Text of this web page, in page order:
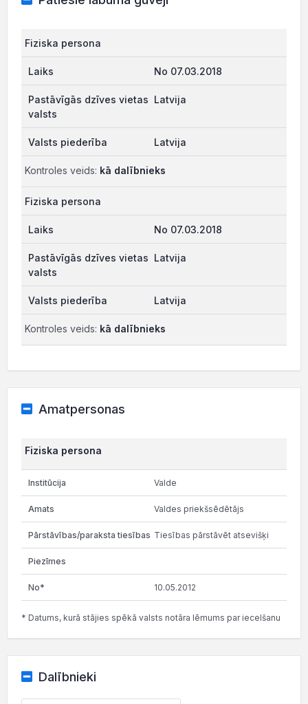
Fiziska persona
No 07.03.2018
Latvija
Latvija
Kontroles veids: kā dalībnieks
Fiziska persona
No 07.03.2018
Latvija
Latvija
Kontroles veids: kā dalībnieks
Amatpersonas
Fiziska persona
Valde
Valdes priekšsēdētājs
Tiesības pārstāvēt atsevišķi
10.05.2012
* Datums, kurā stājies spēkā valsts notāra lēmums par iecelšanu
Dalībnieki